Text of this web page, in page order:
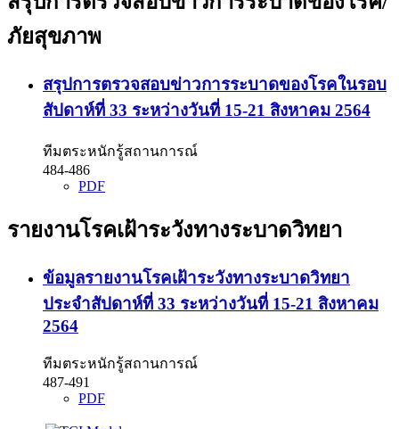
ภัยสุขภาพ
สรุปการตรวจสอบข่าวการระบาดของโรคในรอบ
สัปดาห์ที่ 33 ระหว่างวันที่ 15-21 สิงหาคม 2564
ทีมตระหนักรู้สถานการณ์
484-486
PDF
รายงานโรคเฝ้าระวังทางระบาดวิทยา
ข้อมูลรายงานโรคเฝ้าระวังทางระบาดวิทยา
ประจำสัปดาห์ที่ 33 ระหว่างวันที่ 15-21 สิงหาคม
2564
ทีมตระหนักรู้สถานการณ์
487-491
PDF